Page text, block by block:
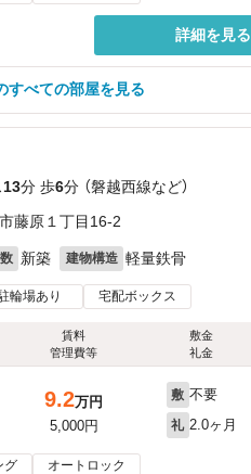
詳細を見る
すべての部屋を見る
13分 歩6分 （磐越西線など）
藤原１丁目16-2
新築 建物構造 軽量鉄骨
輪場あり 宅配ボックス
賃料
管理費等
敷金
礼金
9.2万円
5,000円
敷 不要
礼 2.0ヶ月
グ オートロック